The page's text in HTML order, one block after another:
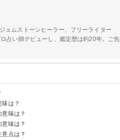
ェムストーンヒーラー、フリーライター
占い師デビューし、鑑定歴は約20年。ご
は？
意味は？
】
意味は？
【警告夢】
】
】
】
】
】 点は？